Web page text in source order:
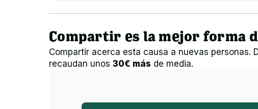
Compartir es la mejor forma
Compartir acerca esta causa a nuevas personas.
recaudan unos 30€ más de media.